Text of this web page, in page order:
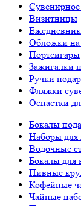
Визитницы
Обложки на
Портсигары
Зажигалки
Ручки
Фляжки
Оснастки
Бокалы
Наборы для
Водочные
Бокалы для
Пивные
Кофейные
Чайные